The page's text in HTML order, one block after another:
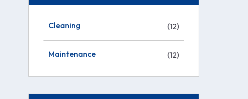
Cleaning (12)
Maintenance (12)